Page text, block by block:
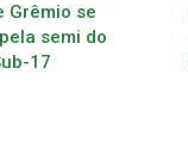
Grêmio se
semi do
17